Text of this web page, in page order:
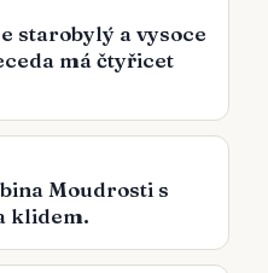
starobylý a vysoce
má čtyřicet
Moudrosti s
klidem.